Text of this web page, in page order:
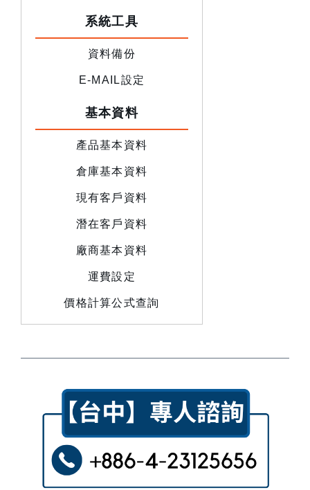
系統工具
資料備份
E-MAIL設定
基本資料
產品基本資料
倉庫基本資料
現有客戶資料
潛在客戶資料
廠商基本資料
運費設定
價格計算公式查詢